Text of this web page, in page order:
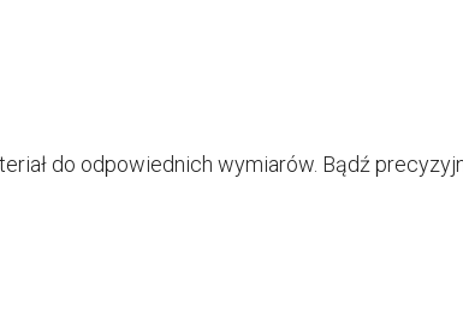
do odpowiednich wymiarów. Bądź